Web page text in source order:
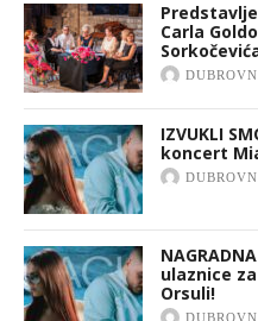
Carla
IZVUKLI
koncert
ulaznice
Orsuli!